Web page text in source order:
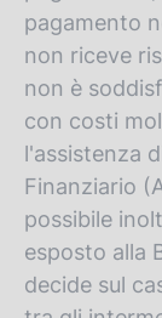
pagamento
non riceve
non è
con costi
l'assistenza
Finanziario
possibile
esposto alla
decide sul